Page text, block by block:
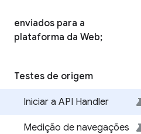
enviados para a
plataforma da Web;
Testes de origem
Iniciar a API Handler
Medição de navegações